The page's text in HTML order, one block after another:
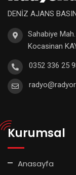
DENİZ AJANS
Sahabiye
Kocasinan
0352 336 25
Kurumsal
Anasayfa